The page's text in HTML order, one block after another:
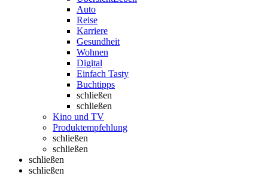
Auto
Reise
Karriere
Gesundheit
Wohnen
Digital
Einfach Tasty
Buchtipps
schließen
schließen
Kino und TV
Produktempfehlung
schließen
schließen
schließen
schließen